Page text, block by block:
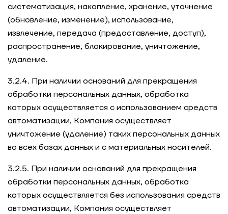
систематизация, накопление, хранение, уточнение
(обновление, изменение), использование,
извлечение, передача (предоставление, доступ),
распространение, блокирование, уничтожение,
удаление.
3.2.4. При наличии оснований для прекращения
обработки персональных данных, обработка
которых осуществляется с использованием средств
автоматизации, Компания осуществляет
уничтожение (удаление) таких персональных данных
во всех базах данных и с материальных носителей.
3.2.5. При наличии оснований для прекращения
обработки персональных данных, обработка
которых осуществляется без использования средств
автоматизации, Компания осуществляет